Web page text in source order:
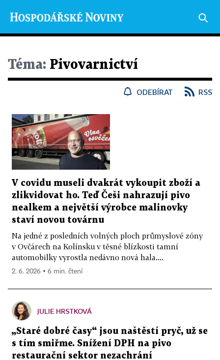
Téma: Pivovarnictví
ODEBÍRAT RSS
V covidu museli dvakrát vykoupit zboží a
zlikvidovat ho. Teď Češi nahrazují pivo
nealkem a největší výrobce malinovky
staví novou továrnu
Na jedné z posledních volných ploch průmyslové zóny
v Ovčárech na Kolínsku v těsné blízkosti tamní
automobilky vyrostla nedávno nová hala....
2. 6. 2026 ▪ 6 min. čtení
JULIE HRSTKOVÁ
„Staré dobré časy“ jsou naštěstí pryč, už se
s tím smiřme. Snížení DPH na pivo
restaurační sektor nezachrání